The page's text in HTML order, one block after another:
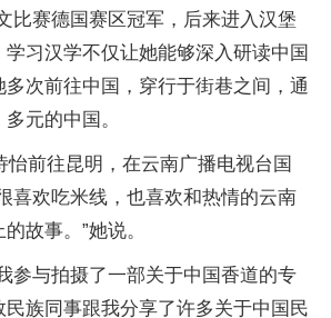
比赛德国赛区冠军，后来进入汉堡
习汉学不仅让她能够深入研读中国
次前往中国，穿行于街巷之间，通
元的中国。
怡前往昆明，在云南广播电视台国
喜欢吃米线，也喜欢和热情的云南
故事。”她说。
参与拍摄了一部关于中国香道的专
民族同事跟我分享了许多关于中国民